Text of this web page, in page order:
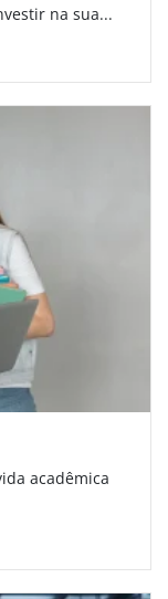
na sua...
acadêmica